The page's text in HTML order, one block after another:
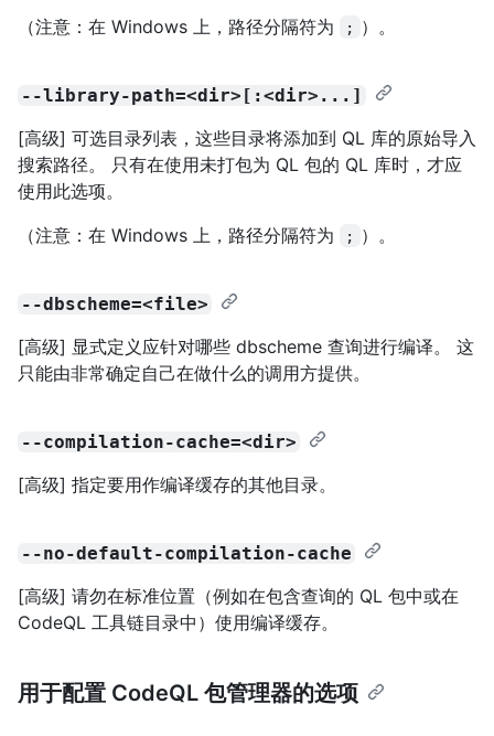
（注意：在 Windows 上，路径分隔符为
; ）。
--library-path=<dir>[:<dir>...]
[高级] 可选目录列表，这些目录将添加到 QL 库的原始导入
搜索路径。 只有在使用未打包为 QL 包的 QL 库时，才应
使用此选项。
（注意：在 Windows 上，路径分隔符为
; ）。
--dbscheme=<file>
[高级] 显式定义应针对哪些 dbscheme 查询进行编译。 这
只能由非常确定自己在做什么的调用方提供。
--compilation-cache=<dir>
[高级] 指定要用作编译缓存的其他目录。
--no-default-compilation-cache
[高级] 请勿在标准位置（例如在包含查询的 QL 包中或在
CodeQL 工具链目录中）使用编译缓存。
用于配置 CodeQL 包管理器的选项